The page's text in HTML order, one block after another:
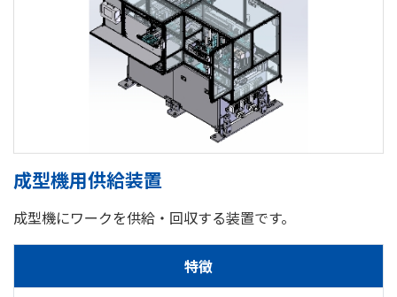
成型機用供給装置
成型機にワークを供給・回収する装置です。
特徴